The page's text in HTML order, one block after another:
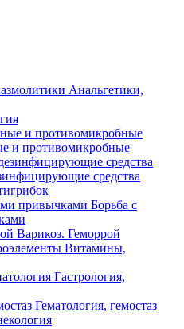
Анальгетики,
и противомикробные
средства
Борьба с
Варикоз. Геморрой
Витамины,
Гастрология,
Гематология, гемостаз